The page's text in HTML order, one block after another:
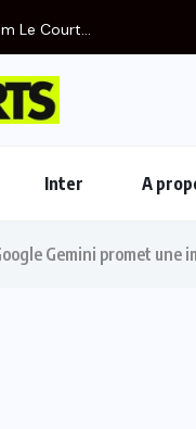
Le Court...
Inter A
Gemini promet une